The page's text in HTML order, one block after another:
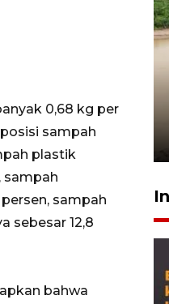
0,68 kg per
sampah
plastik
sampah
sampah
sebesar 12,8
bahwa
Sananta